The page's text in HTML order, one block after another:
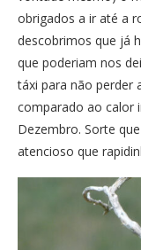
obrigados a ir até a
descobrimos que já
que poderiam nos
táxi para não perder
comparado ao calor
Dezembro. Sorte
atencioso que